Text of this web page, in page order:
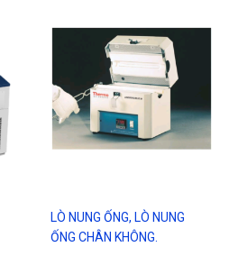
LÒ NUNG ỐNG, LÒ NUNG
ỐNG CHÂN KHÔNG.